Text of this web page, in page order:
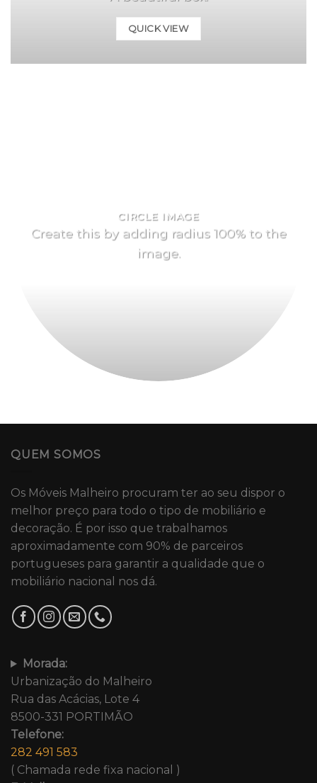
QUICK VIEW
CIRCLE IMAGE
Create this by adding radius 100% to the
image.
QUEM SOMOS
Os Móveis Malheiro procuram ter ao seu dispor o
melhor preço para todo o tipo de mobiliário e
decoração. É por isso que trabalhamos
aproximadamente com 90% de parceiros
portugueses para garantir a qualidade que o
mobiliário nacional nos dá.
Morada:
Urbanização do Malheiro
Rua das Acácias, Lote 4
8500-331 PORTIMÃO
Telefone:
282 491 583
( Chamada rede fixa nacional )